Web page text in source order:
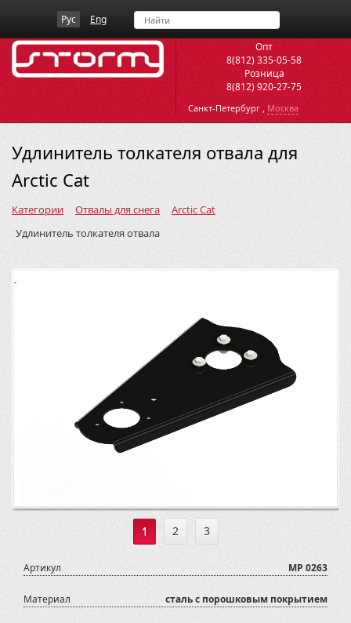
Рус Eng
Опт
8(812) 335-05-58
Розница
8(812) 920-27-75
Санкт-Петербург , Москва
Удлинитель толкателя отвала для
Arctic Cat
Категории Отвалы для снега
Arctic Cat
Удлинитель толкателя отвала
1 2 3
Артикул MP 0263
Материал сталь с порошковым покрытием